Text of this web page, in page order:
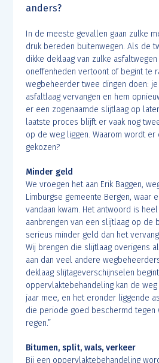
anders?
In de meeste gevallen gaan zulke
druk bereden buitenwegen. Als de
dikke deklaag van zulke
oneffenheden vertoont of begint te
wegbeheerder twee dingen doen:
asfaltlaag vervangen en hem
er een zogenaamde slijtlaag op
laatste proces blijft er vaak nog
op de weg liggen. Waarom wordt er
gekozen?
Minder geld
We vroegen het aan Erik Baggen,
Limburgse gemeente Bergen, waar
vandaan kwam. Het antwoord is
aanbrengen van een slijtlaag op de
serieus minder geld dan het
Wij brengen die slijtlaag overigens
aan dan veel andere
deklaag slijtageverschijnselen
oppervlaktebehandeling kan de
jaar mee, en het eronder liggende
die periode goed beschermd tegen
regen.”
Bitumen, split, wals, verkeer
Bij een oppervlaktebehandeling